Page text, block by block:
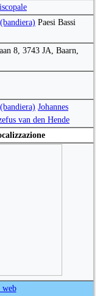
Paesi Bassi
8, 3743 JA, Baarn,
Johannes
van den Hende
web